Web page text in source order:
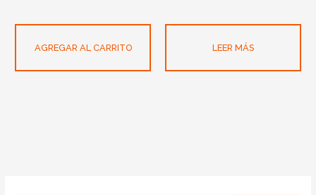
AGREGAR AL CARRITO LEER MÁS